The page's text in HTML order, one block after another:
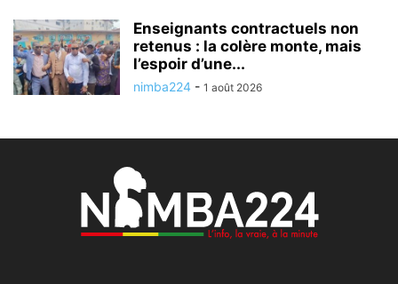
Enseignants contractuels non
retenus : la colère monte, mais
l’espoir d’une...
nimba224 - 1 août 2026